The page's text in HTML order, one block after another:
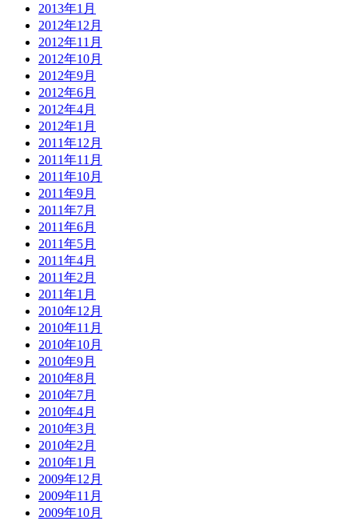
2013年1月
2012年12月
2012年11月
2012年10月
2012年9月
2012年6月
2012年4月
2012年1月
2011年12月
2011年11月
2011年10月
2011年9月
2011年7月
2011年6月
2011年5月
2011年4月
2011年2月
2011年1月
2010年12月
2010年11月
2010年10月
2010年9月
2010年8月
2010年7月
2010年4月
2010年3月
2010年2月
2010年1月
2009年12月
2009年11月
2009年10月